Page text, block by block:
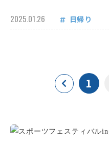
2025.01.26 日帰り
1